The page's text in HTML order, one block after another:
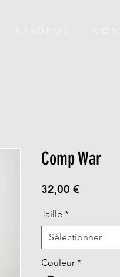
À P R O P O S
Comp War
32,00 €Prix
Taille *
Sélectionner
Couleur *